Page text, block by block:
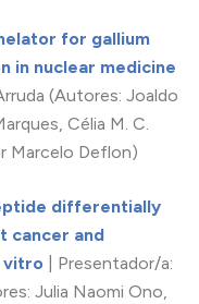
for gallium
in nuclear medicine
(Autores: Joaldo
Célia M. C.
Marcelo Deflon)
differentially
cancer and
vitro | Presentador/a:
Julia Naomi Ono,